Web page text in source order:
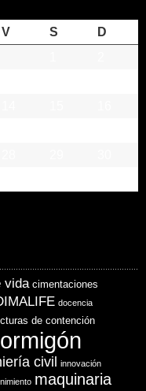
V S
D
vida cimentaciones
docencia
de contención
civil innovación
maquinaria